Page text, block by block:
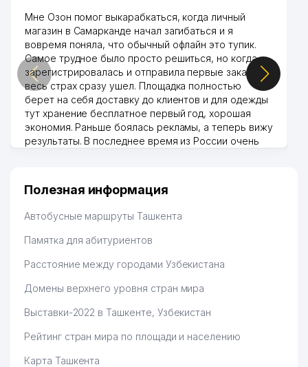
Мне Озон помог выкарабкаться, когда личный
магазин в Самарканде начал загибаться и я
вовремя поняла, что обычный офлайн это тупик.
Самое трудное было просто решиться, но когда
зарегистрировалась и отправила первые заказы,
весь страх сразу ушел. Площадка полностью
берет на себя доставку до клиентов и для одежды
тут хранение бесплатное первый год, хорошая
экономия. Раньше боялась рекламы, а теперь вижу
результаты. В последнее время из России очень
Hamida 03.08.2026 12:45:39
Полезная информация
Автобусные маршруты Ташкента
Памятка для абитуриентов
Расстояние между городами Узбекистана
Домены верхнего уровня стран мира
Выставки-2022 в Ташкенте, Узбекистан
Рейтинг стран мира по площади и населению
Карта Ташкента